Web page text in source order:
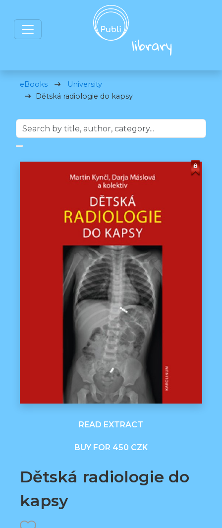
eBooks
University
Dětská radiologie do kapsy
READ EXTRACT
BUY FOR 450 CZK
Dětská radiologie do
kapsy